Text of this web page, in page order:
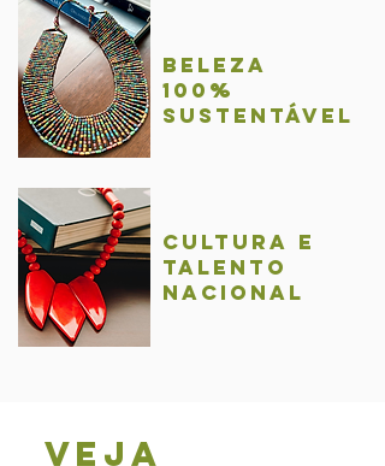
BelezA
100%
sustentável
Cultura e
talentO
nacional
Veja